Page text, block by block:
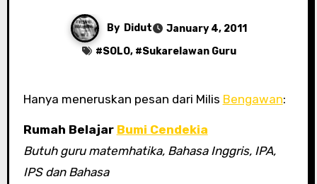
By Didut
January 4, 2011
#SOLO, #Sukarelawan Guru
Hanya meneruskan pesan dari Milis Bengawan:
Rumah Belajar Bumi Cendekia
Butuh guru matemhatika, Bahasa Inggris, IPA,
IPS dan Bahasa